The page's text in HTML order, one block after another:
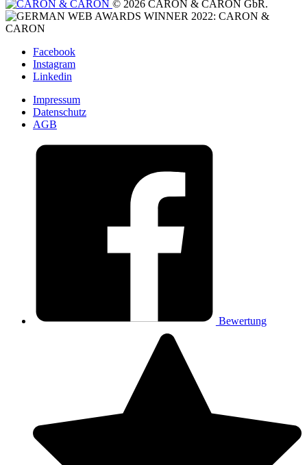
© 2026 CARON & CARON GbR.
Facebook
Instagram
Linkedin
Impressum
Datenschutz
AGB
Bewertung